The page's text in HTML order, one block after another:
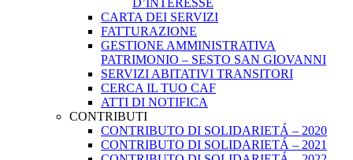
D’INTERESSE
CARTA DEI SERVIZI
FATTURAZIONE
GESTIONE AMMINISTRATIVA
PATRIMONIO – SESTO SAN GIOVANNI
SERVIZI ABITATIVI TRANSITORI
CERCA IL TUO CAF
ATTI DI NOTIFICA
CONTRIBUTI
CONTRIBUTO DI SOLIDARIETÁ – 2020
CONTRIBUTO DI SOLIDARIETÁ – 2021